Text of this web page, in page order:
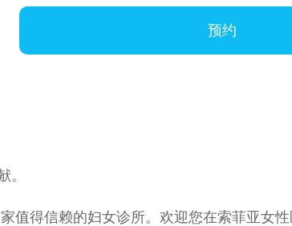
预约
。
值得信赖的妇女诊所。欢迎您在索菲亚女性